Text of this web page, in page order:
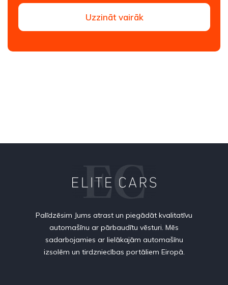
Uzzināt vairāk
Palīdzēsim Jums atrast un piegādāt kvalitatīvu
automašīnu ar pārbaudītu vēsturi. Mēs
sadarbojamies ar lielākajām automašīnu
izsolēm un tirdzniecības portāliem Eiropā.